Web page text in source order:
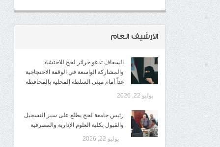
الارشيف العام
السقاف تدعو حرائر لحج للاحتشاد
والمشاركة الواسعة في الوقفة الاحتجاجية
غداً أمام مبنى السلطة المحلية بالمحافظة
يوليو 22, 2026
رئيس جامعة لحج يطلع على سير التسجيل
والقبول بكلية العلوم الإدارية والمصرفية
يوليو 22, 2026